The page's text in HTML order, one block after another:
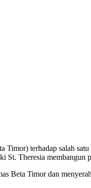
terhadap salah
Theresia
Beta Timor dan